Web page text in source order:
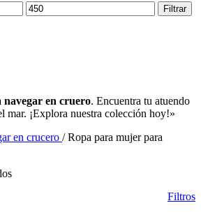
Precio
máximo
Filtrar
en cruero. Encuentra tu atuendo
mar. ¡Explora nuestra colección hoy!»
en crucero / Ropa para mujer para
Filtros